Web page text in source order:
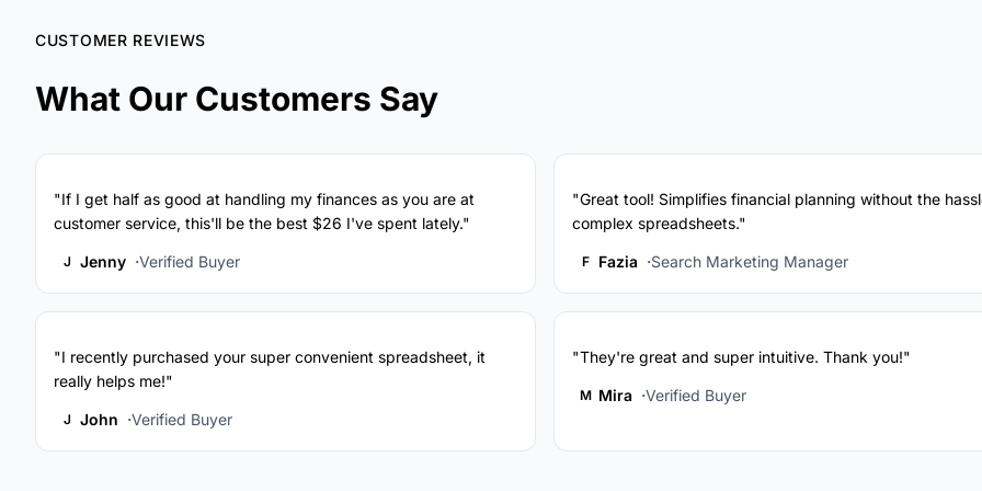
CUSTOMER REVIEWS
What Our Customers Say
"If I get half as good at handling my finances as you are at
customer service, this'll be the best $26 I've spent lately."
J Jenny Verified Buyer
"Great tool! Simplifies financial planning without the
complex spreadsheets."
F Fazia Search Marketing Manager
"I recently purchased your super convenient spreadsheet, it
really helps me!"
J John Verified Buyer
"They're great and super intuitive. Thank you!"
M Mira Verified Buyer